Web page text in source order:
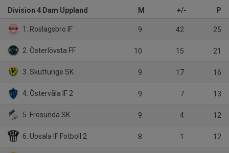
Division 4 Dam Uppland M +/- P
1. Roslagsbro IF 9 42 25
2. Österlövsta FF 10 15 21
3. Skuttunge SK 9 17 16
4. Östervåla IF 2 9 7 13
5. Frösunda SK 9 4 12
6. Upsala IF Fotboll 2 8 1 12